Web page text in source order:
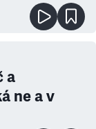
a
ne a v